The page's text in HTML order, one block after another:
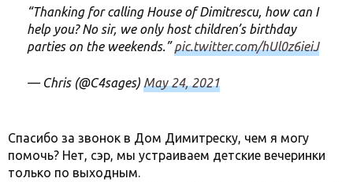
“Thanking for calling House of Dimitrescu, how can I
help you? No sir, we only host children’s birthday
parties on the weekends.”pic.twitter.com/hUl0z6ieiJ
— Chris (@C4sages) May 24, 2021
Спасибо за звонок в Дом Димитреску, чем я могу
помочь? Нет, сэр, мы устраиваем детские вечеринки
только по выходным.